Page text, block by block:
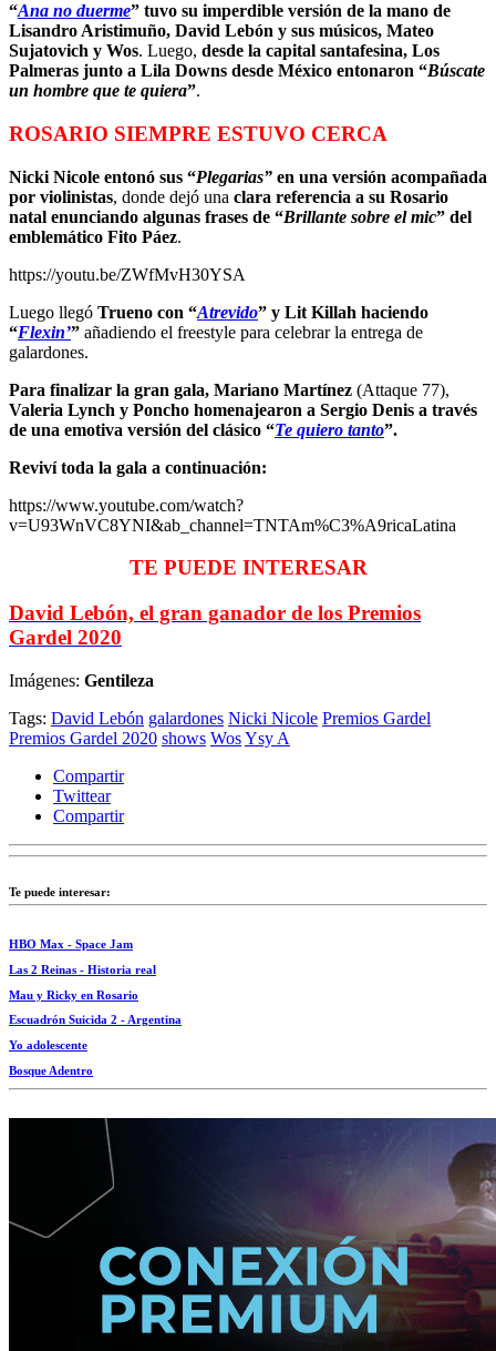
“Ana no duerme” tuvo su imperdible versión de la mano de
Lisandro Aristimuño, David Lebón y sus músicos, Mateo
Sujatovich y Wos. Luego, desde la capital santafesina, Los
Palmeras junto a Lila Downs desde México entonaron “Búscate
un hombre que te quiera”.
ROSARIO SIEMPRE ESTUVO CERCA
Nicki Nicole entonó sus “Plegarias” en una versión acompañada
por violinistas, donde dejó una clara referencia a su Rosario
natal enunciando algunas frases de “Brillante sobre el mic” del
emblemático Fito Páez.
https://youtu.be/ZWfMvH30YSA
Luego llegó Trueno con “Atrevido” y Lit Killah haciendo
“Flexin’” añadiendo el freestyle para celebrar la entrega de
galardones.
Para finalizar la gran gala, Mariano Martínez (Attaque 77),
Valeria Lynch y Poncho homenajearon a Sergio Denis a través
de una emotiva versión del clásico “Te quiero tanto”.
Reviví toda la gala a continuación:
https://www.youtube.com/watch?
v=U93WnVC8YNI&ab_channel=TNTAm%C3%A9ricaLatina
TE PUEDE INTERESAR
David Lebón, el gran ganador de los Premios
Gardel 2020
Imágenes: Gentileza
Tags: David Lebón galardones Nicki Nicole Premios Gardel
Premios Gardel 2020 shows WosYsy A
Compartir
Twittear
Compartir
Te puede interesar:
HBO Max - Space Jam
Las 2 Reinas - Historia real
Mau y Ricky en Rosario
Escuadrón Suicida 2 - Argentina
Yo adolescente
Bosque Adentro